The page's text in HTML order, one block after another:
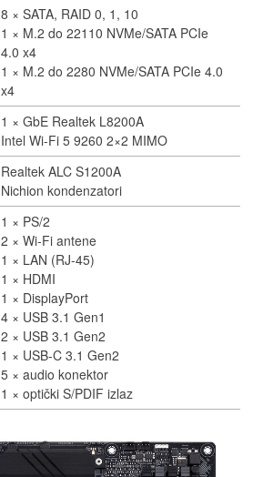
8 × SATA, RAID 0, 1, 10
1 × M.2 do 22110 NVMe/SATA PCIe
4.0 x4
1 × M.2 do 2280 NVMe/SATA PCIe 4.0
x4
1 × GbE Realtek L8200A
Intel Wi-Fi 5 9260 2×2 MIMO
Realtek ALC S1200A
Nichion kondenzatori
1 × PS/2
2 × Wi-Fi antene
1 × LAN (RJ-45)
1 × HDMI
1 × DisplayPort
4 × USB 3.1 Gen1
2 × USB 3.1 Gen2
1 × USB-C 3.1 Gen2
5 × audio konektor
1 × optički S/PDIF izlaz